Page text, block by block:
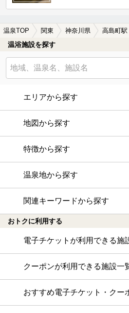
温泉TOP 関東 神奈川県 高島町駅
温浴施設を探す
エリアから探す
地図から探す
特徴から探す
温泉地から探す
関連キーワードから探す
おトクに利用する
電子チケットが利用できる施
クーポンが利用できる施設一
おすすめ電子チケット・クー